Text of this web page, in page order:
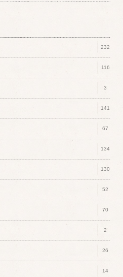
232
116
3
141
67
134
130
52
70
2
26
14